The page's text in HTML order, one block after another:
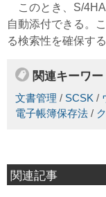
このとき、S/
自動添付できる。
る検索性を確保する
関連キーワー
文書管理 / SCSK /
電子帳簿保存法 /
関連記事